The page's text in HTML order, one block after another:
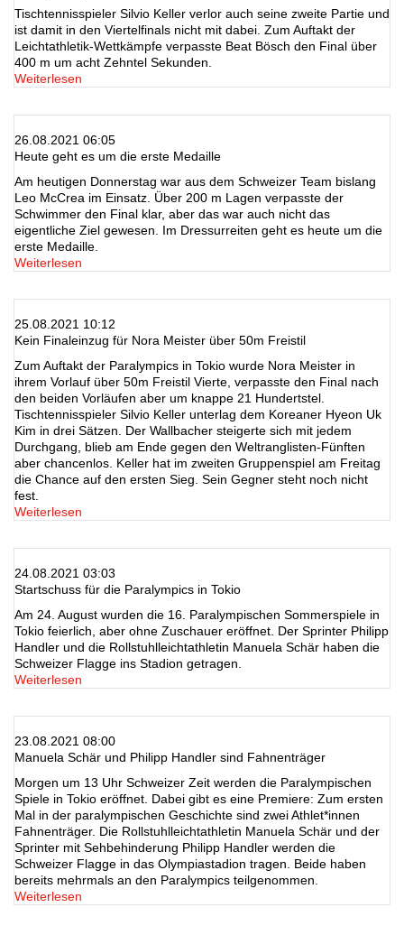
Tischtennisspieler Silvio Keller verlor auch seine zweite Partie und
ist damit in den Viertelfinals nicht mit dabei. Zum Auftakt der
Leichtathletik-Wettkämpfe verpasste Beat Bösch den Final über
400 m um acht Zehntel Sekunden.
Weiterlesen
26.08.2021 06:05
Heute geht es um die erste Medaille
Am heutigen Donnerstag war aus dem Schweizer Team bislang
Leo McCrea im Einsatz. Über 200 m Lagen verpasste der
Schwimmer den Final klar, aber das war auch nicht das
eigentliche Ziel gewesen. Im Dressurreiten geht es heute um die
erste Medaille.
Weiterlesen
25.08.2021 10:12
Kein Finaleinzug für Nora Meister über 50m Freistil
Zum Auftakt der Paralympics in Tokio wurde Nora Meister in
ihrem Vorlauf über 50m Freistil Vierte, verpasste den Final nach
den beiden Vorläufen aber um knappe 21 Hundertstel.
Tischtennisspieler Silvio Keller unterlag dem Koreaner Hyeon Uk
Kim in drei Sätzen. Der Wallbacher steigerte sich mit jedem
Durchgang, blieb am Ende gegen den Weltranglisten-Fünften
aber chancenlos. Keller hat im zweiten Gruppenspiel am Freitag
die Chance auf den ersten Sieg. Sein Gegner steht noch nicht
fest.
Weiterlesen
24.08.2021 03:03
Startschuss für die Paralympics in Tokio
Am 24. August wurden die 16. Paralympischen Sommerspiele in
Tokio feierlich, aber ohne Zuschauer eröffnet. Der Sprinter Philipp
Handler und die Rollstuhlleichtathletin Manuela Schär haben die
Schweizer Flagge ins Stadion getragen.
Weiterlesen
23.08.2021 08:00
Manuela Schär und Philipp Handler sind Fahnenträger
Morgen um 13 Uhr Schweizer Zeit werden die Paralympischen
Spiele in Tokio eröffnet. Dabei gibt es eine Premiere: Zum ersten
Mal in der paralympischen Geschichte sind zwei Athlet*innen
Fahnenträger. Die Rollstuhlleichtathletin Manuela Schär und der
Sprinter mit Sehbehinderung Philipp Handler werden die
Schweizer Flagge in das Olympiastadion tragen. Beide haben
bereits mehrmals an den Paralympics teilgenommen.
Weiterlesen